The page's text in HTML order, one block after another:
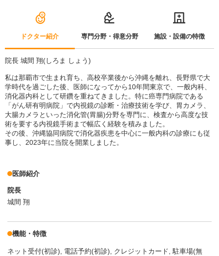
ドクター紹介 専門分野・得意分野 施設・設備の特徴
院長 城間 翔(しろま しょう)
私は那覇市で生まれ育ち、高校卒業後から沖縄を離れ、長野県で大
学時代を過ごした後、医師になってから10年間東京で、一般内科、
消化器内科として研鑽を重ねてきました。特に癌専門病院である
「がん研有明病院」で内視鏡の診断・治療技術を学び、胃カメラ、
大腸カメラといった消化管(胃腸)分野を専門に、検査から高度な技
術を要する内視鏡手術まで幅広く経験を積みました。
その後、沖縄協同病院で消化器疾患を中心に一般内科の診療にも従
事し、2023年に当院を開業しました。
医師紹介
院長
城間 翔
機能・特徴
ネット受付(初診) 電話予約(初診) クレジットカード
駐車場(無